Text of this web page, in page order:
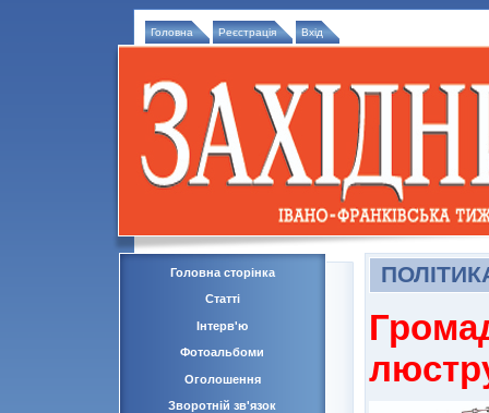
Головна Реєстрація Вхід
Головна сторінка
Статті
Інтерв'ю
Фотоальбоми
Оголошення
Зворотній зв'язок